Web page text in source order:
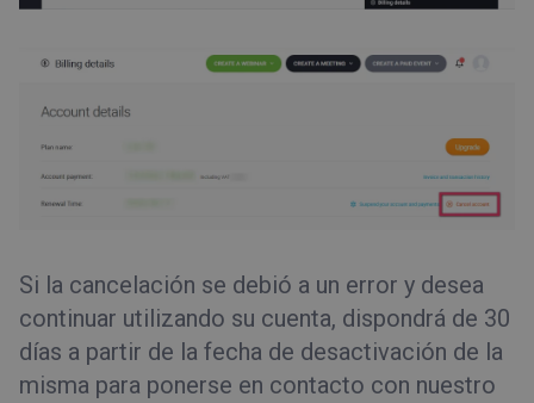
Si la cancelación se debió a un error y desea
continuar utilizando su cuenta, dispondrá de 30
días a partir de la fecha de desactivación de la
misma para ponerse en contacto con nuestro